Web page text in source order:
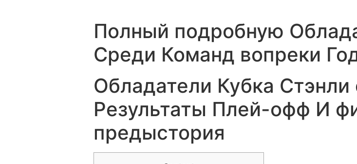
Полный подробную
Среди Команд вопреки
Обладатели Кубка
Результаты Плей-офф И
предыстория